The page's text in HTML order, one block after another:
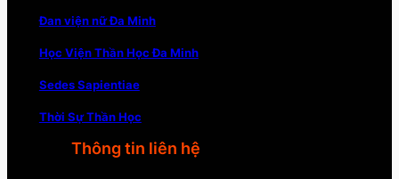
Đan viện nữ Đa Minh
Học Viện Thần Học Đa Minh
Sedes Sapientiae
Thời Sự Thần Học
Thông tin liên hệ